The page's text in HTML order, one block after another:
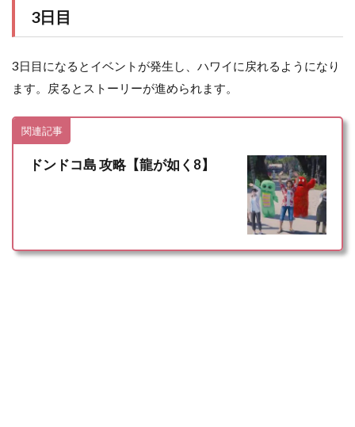
3日目
3日目になるとイベントが発生し、ハワイに戻れるようになり
ます。戻るとストーリーが進められます。
関連記事
ドンドコ島 攻略【龍が如く8】